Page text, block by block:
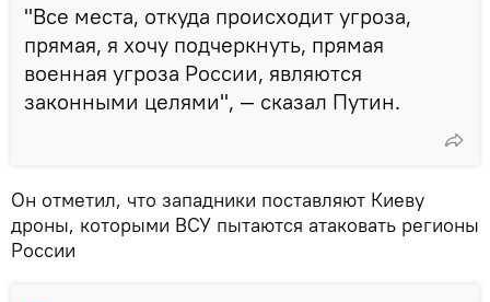
"Все места, откуда происходит угроза,
прямая, я хочу подчеркнуть, прямая
военная угроза России, являются
законными целями", — сказал Путин.
Он отметил, что западники поставляют Киеву
дроны, которыми ВСУ пытаются атаковать регионы
России